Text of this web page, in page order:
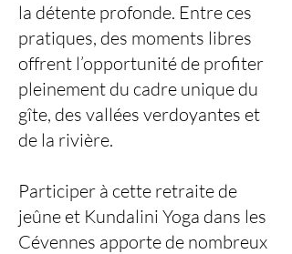
la détente profonde. Entre ces
pratiques, des moments libres
offrent l’opportunité de profiter
pleinement du cadre unique du
gîte, des vallées verdoyantes et
de la rivière.
Participer à cette retraite de
jeûne et Kundalini Yoga dans les
Cévennes apporte de nombreux